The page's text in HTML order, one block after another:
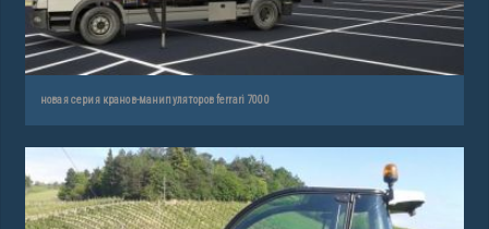
новая серия кранов-манипуляторов ferrari 7000